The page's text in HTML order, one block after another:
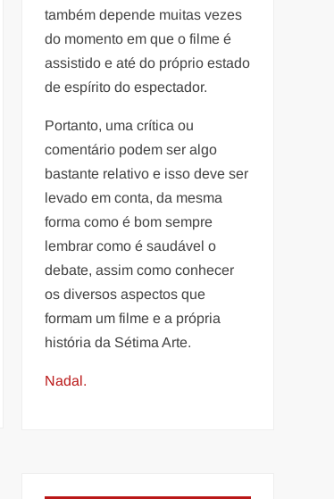
também depende muitas vezes
do momento em que o filme é
assistido e até do próprio estado
de espírito do espectador.
Portanto, uma crítica ou
comentário podem ser algo
bastante relativo e isso deve ser
levado em conta, da mesma
forma como é bom sempre
lembrar como é saudável o
debate, assim como conhecer
os diversos aspectos que
formam um filme e a própria
história da Sétima Arte.
Nadal.